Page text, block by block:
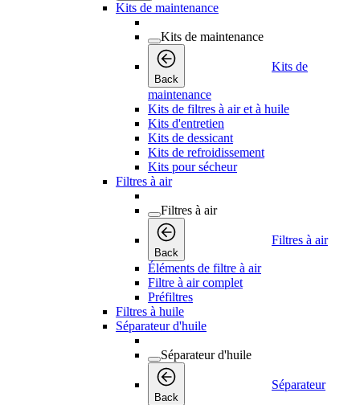
Kits de maintenance
Kits de maintenance
Back
Kits de
maintenance
Kits de filtres à air et à huile
Kits d'entretien
Kits de dessicant
Kits de refroidissement
Kits pour sécheur
Filtres à air
Filtres à air
Back
Filtres à air
Éléments de filtre à air
Filtre à air complet
Préfiltres
Filtres à huile
Séparateur d'huile
Séparateur d'huile
Back
Séparateur